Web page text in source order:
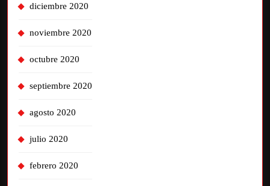
diciembre 2020
noviembre 2020
octubre 2020
septiembre 2020
agosto 2020
julio 2020
febrero 2020